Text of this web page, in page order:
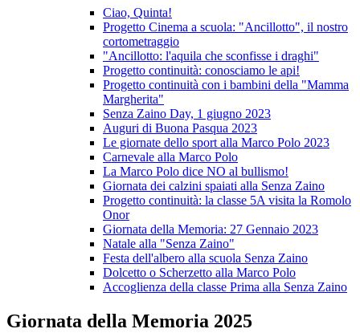
Ciao, Quinta!
Progetto Cinema a scuola: "Ancillotto", il nostro
cortometraggio
"Ancillotto: l'aquila che sconfisse i draghi"
Progetto continuità: conosciamo le api!
Progetto continuità con i bambini della "Mamma
Margherita"
Senza Zaino Day, 1 giugno 2023
Auguri di Buona Pasqua 2023
Le giornate dello sport alla Marco Polo 2023
Carnevale alla Marco Polo
La Marco Polo dice NO al bullismo!
Giornata dei calzini spaiati alla Senza Zaino
Progetto continuità: la classe 5A visita la Romolo
Onor
Giornata della Memoria: 27 Gennaio 2023
Natale alla "Senza Zaino"
Festa dell'albero alla scuola Senza Zaino
Dolcetto o Scherzetto alla Marco Polo
Accoglienza della classe Prima alla Senza Zaino
Giornata della Memoria 2025